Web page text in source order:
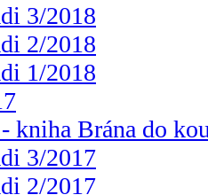
3/2018
2/2018
1/2018
kniha Brána do
3/2017
2/2017